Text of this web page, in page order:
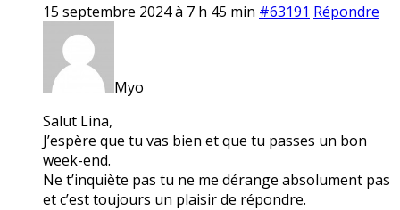
15 septembre 2024 à 7 h 45 min #63191 Répondre
Myo
Salut Lina,
J’espère que tu vas bien et que tu passes un bon
week-end.
Ne t’inquiète pas tu ne me dérange absolument pas
et c’est toujours un plaisir de répondre.